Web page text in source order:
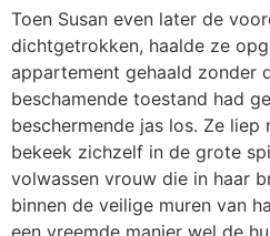
Toen Susan even later de
dichtgetrokken, haalde ze
appartement gehaald zonder
beschamende toestand had
beschermende jas los. Ze liep
bekeek zichzelf in de grote
volwassen vrouw die in haar
binnen de veilige muren van
een vreemde manier wel de